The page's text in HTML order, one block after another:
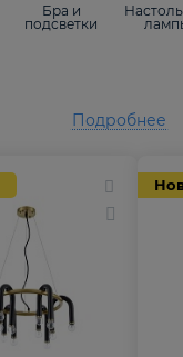
Бра и
подсветки
Подробнее